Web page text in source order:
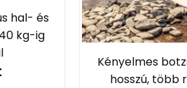
hal- és
kg-ig
Kényelmes
hosszú, több